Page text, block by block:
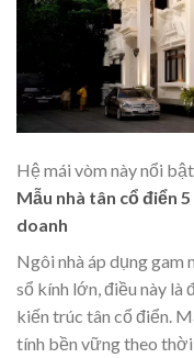
Hệ mái vòm này nổi
Mẫu nhà tân cổ điển
doanh
Ngôi nhà áp dụng gam
sổ kính lớn, điều này là
kiến trúc tân cổ điển.
tính bền vững theo